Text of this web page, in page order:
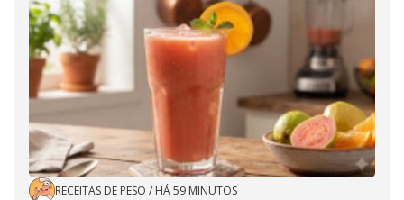
RECEITAS DE PESO / HÁ 59 MINUTOS